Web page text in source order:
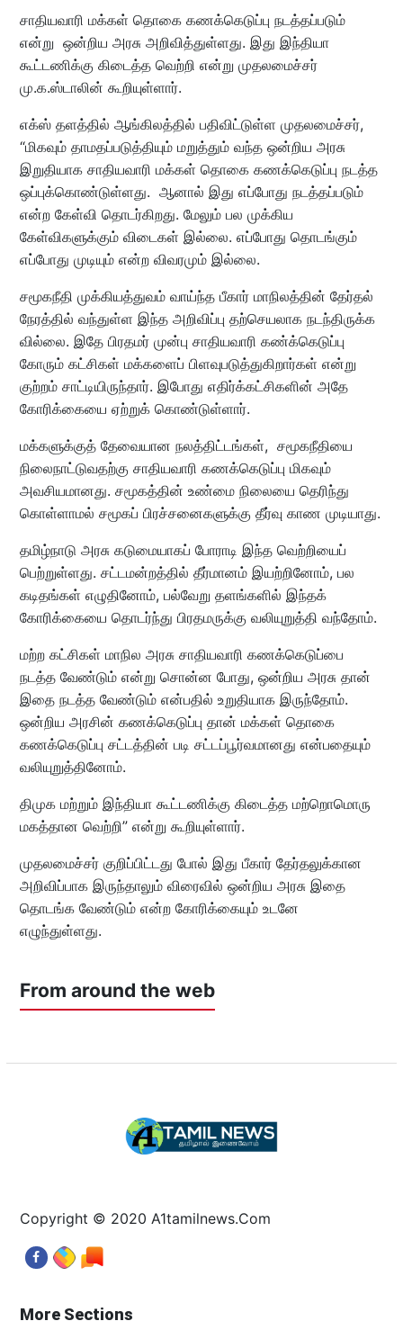
சாதியவாரி மக்கள் தொகை கணக்கெடுப்பு நடத்தப்படும்
என்று ஒன்றிய அரசு அறிவித்துள்ளது. இது இந்தியா
கூட்டணிக்கு கிடைத்த வெற்றி என்று முதலமைச்சர்
மு.க.ஸ்டாலின் கூறியுள்ளார்.
எக்ஸ் தளத்தில் ஆங்கிலத்தில் பதிவிட்டுள்ள முதலமைச்சர்,
“மிகவும் தாமதப்படுத்தியும் மறுத்தும் வந்த ஒன்றிய அரசு
இறுதியாக சாதியவாரி மக்கள் தொகை கணக்கெடுப்பு நடத்த
ஒப்புக்கொண்டுள்ளது. ஆனால் இது எப்போது நடத்தப்படும்
என்ற கேள்வி தொடர்கிறது. மேலும் பல முக்கிய
கேள்விகளுக்கும் விடைகள் இல்லை. எப்போது தொடங்கும்
எப்போது முடியும் என்ற விவரமும் இல்லை.
சமூகநீதி முக்கியத்துவம் வாய்ந்த பீகார் மாநிலத்தின் தேர்தல்
நேரத்தில் வந்துள்ள இந்த அறிவிப்பு தற்செயலாக நடந்திருக்க
வில்லை. இதே பிரதமர் முன்பு சாதியவாரி கண்க்கெடுப்பு
கோரும் கட்சிகள் மக்களைப் பிளவுபடுத்துகிறார்கள் என்று
குற்றம் சாட்டியிருந்தார். இபோது எதிர்க்கட்சிகளின் அதே
கோரிக்கையை ஏற்றுக் கொண்டுள்ளார்.
மக்களுக்குத் தேவையான நலத்திட்டங்கள், சமூகநீதியை
நிலைநாட்டுவதற்கு சாதியவாரி கணக்கெடுப்பு மிகவும்
அவசியமானது. சமூகத்தின் உண்மை நிலையை தெரிந்து
கொள்ளாமல் சமூகப் பிரச்சனைகளுக்கு தீர்வு காண முடியாது.
தமிழ்நாடு அரசு கடுமையாகப் போராடி இந்த வெற்றியைப்
பெற்றுள்ளது. சட்டமன்றத்தில் தீர்மானம் இயற்றினோம், பல
கடிதங்கள் எழுதினோம், பல்வேறு தளங்களில் இந்தக்
கோரிக்கையை தொடர்ந்து பிரதமருக்கு வலியுறுத்தி வந்தோம்.
மற்ற கட்சிகள் மாநில அரசு சாதியவாரி கணக்கெடுப்பை
நடத்த வேண்டும் என்று சொன்ன போது, ஒன்றிய அரசு தான்
இதை நடத்த வேண்டும் என்பதில் உறுதியாக இருந்தோம்.
ஒன்றிய அரசின் கணக்கெடுப்பு தான் மக்கள் தொகை
கணக்கெடுப்பு சட்டத்தின் படி சட்டப்பூர்வமானது என்பதையும்
வலியுறுத்தினோம்.
திமுக மற்றும் இந்தியா கூட்டணிக்கு கிடைத்த மற்றொமொரு
மகத்தான வெற்றி” என்று கூறியுள்ளார்.
முதலமைச்சர் குறிப்பிட்டது போல் இது பீகார் தேர்தலுக்கான
அறிவிப்பாக இருந்தாலும் விரைவில் ஒன்றிய அரசு இதை
தொடங்க வேண்டும் என்ற கோரிக்கையும் உடனே
எழுந்துள்ளது.
From around the web
Copyright © 2020 A1tamilnews.Com
More Sections